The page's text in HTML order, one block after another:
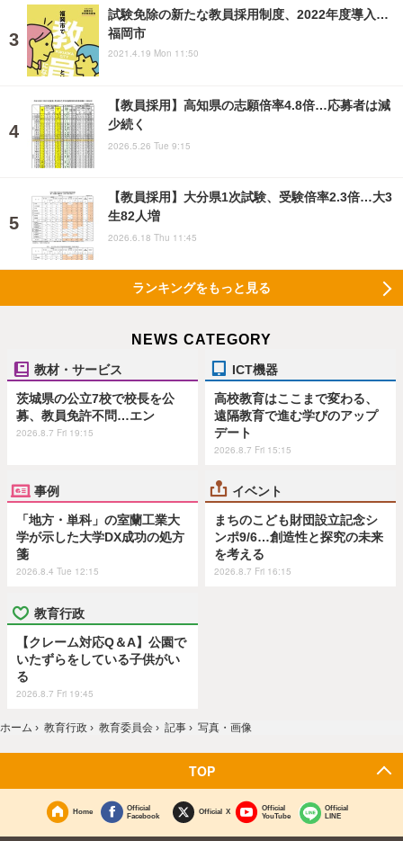
試験免除の新たな教員採用制度、2022年度導入…
福岡市
2021.4.19 Mon 11:50
【教員採用】高知県の志願倍率4.8倍…応募者は減
少続く
2026.5.26 Tue 9:15
【教員採用】大分県1次試験、受験倍率2.3倍…大3
生82人増
2026.6.18 Thu 11:45
ランキングをもっと見る
NEWS CATEGORY
教材・サービス
茨城県の公立7校で校長を公
募、教員免許不問…エン
2026.8.7 Fri 19:15
ICT機器
高校教育はここまで変わる、
遠隔教育で進む学びのアップ
デート
2026.8.7 Fri 15:15
事例
「地方・単科」の室蘭工業大
学が示した大学DX成功の処方
箋
2026.8.4 Tue 12:15
イベント
まちのこども財団設立記念シ
ンポ9/6…創造性と探究の未来
を考える
2026.8.7 Fri 16:15
教育行政
【クレーム対応Q＆A】公園で
いたずらをしている子供がい
る
2026.8.7 Fri 19:45
ホーム › 教育行政 › 教育委員会 › 記事 › 写真・画像
TOP
Home
Official
Facebook
Official X
Official
YouTube
Official
LINE